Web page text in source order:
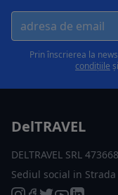
Prin înscrierea la
condițiile
DelTRAVEL
DELTRAVEL SRL
Sediul social in